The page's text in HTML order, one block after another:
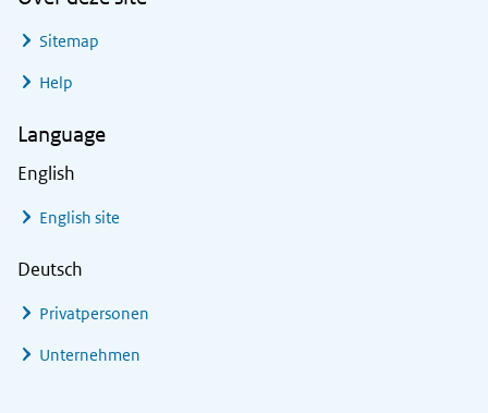
Sitemap
Help
Language
English
English site
Deutsch
Privatpersonen
Unternehmen